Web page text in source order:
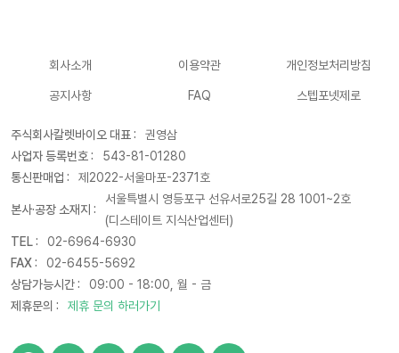
회사소개 이용약관 개인정보처리방침
공지사항 FAQ 스텝포넷제로
주식회사칼렛바이오 대표 :
권영삼
사업자 등록번호 :
543-81-01280
통신판매업 :
제2022-서울마포-2371호
본사·공장 소재지 :
서울특별시 영등포구 선유서로25길 28 1001~2호
(디스테이트 지식산업센터)
TEL :
02-6964-6930
FAX :
02-6455-5692
상담가능시간 :
09:00 - 18:00, 월 - 금
제휴문의 :
제휴 문의 하러가기